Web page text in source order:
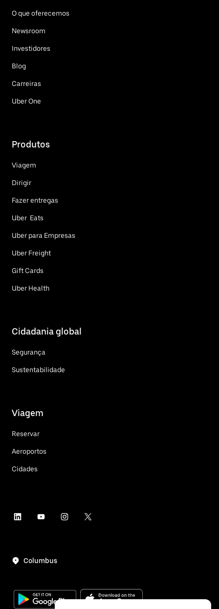
O que oferecemos
Newsroom
Investidores
Blog
Carreiras
Uber One
Produtos
Viagem
Dirigir
Fazer entregas
Uber Eats
Uber para Empresas
Uber Freight
Gift Cards
Uber Health
Cidadania global
Segurança
Sustentabilidade
Viagem
Reservar
Aeroportos
Cidades
Columbus